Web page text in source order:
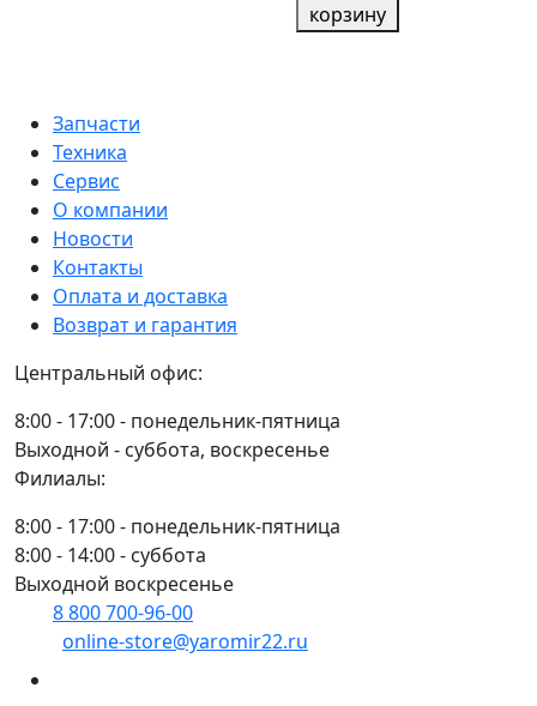
2RS/P6
корзину
Запчасти
Техника
Сервис
О компании
Новости
Контакты
Оплата и доставка
Возврат и гарантия
Центральный офис:
8:00 - 17:00 - понедельник-пятница
Выходной - суббота, воскресенье
Филиалы:
8:00 - 17:00 - понедельник-пятница
8:00 - 14:00 - суббота
Выходной воскресенье
8 800 700-96-00
online-store@yaromir22.ru